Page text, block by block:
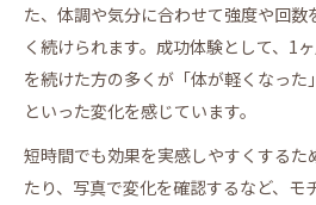
た、体調や気分に合わせて強度や回数
く続けられます。成功体験として、1
を続けた方の多くが「体が軽くなった
といった変化を感じています。
短時間でも効果を実感しやすくする
たり、写真で変化を確認するなど、モ